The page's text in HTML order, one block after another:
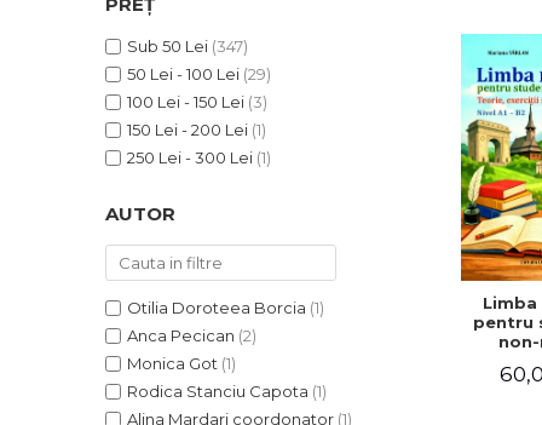
ADMINISTRATIVE
ȘTIINȚE ECONOMICE
ȘTIINȚE EXACTE
EDUCAȚIE FIZICĂ ȘI SPORT
PREUNIVERSITARIA
TIMP LIBER
PACHETE DE STUDIU
PROMOȚIILE LUNII
ULTIMELE EXEMPLARE
Cum Cumpăr
Politica de Retur
Formular de Retur
Distribuitori
Sub 50 Lei (347)
50 Lei - 100 Lei (29)
100 Lei - 150 Lei (3)
150 Lei - 200 Lei (1)
250 Lei - 300 Lei (1)
AUTOR
Otilia Doroteea Borcia (1)
Anca Pecican (2)
Monica Got (1)
Rodica Stanciu Capota (1)
Alina Mardari coordonator (1)
Limba
pentru
Teorie,
teste.